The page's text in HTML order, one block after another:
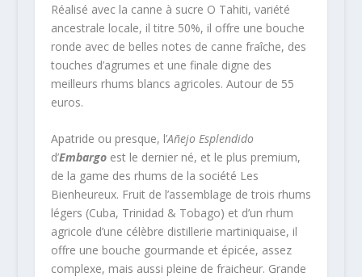
Réalisé avec la canne à sucre O Tahiti, variété
ancestrale locale, il titre 50%, il offre une bouche
ronde avec de belles notes de canne fraîche, des
touches d’agrumes et une finale digne des
meilleurs rhums blancs agricoles. Autour de 55
euros.
Apatride ou presque, l’Añejo Esplendido
d’Embargoest le dernier né, et le plus premium,
de la game des rhums de la société Les
Bienheureux. Fruit de l’assemblage de trois rhums
légers (Cuba, Trinidad & Tobago) et d’un rhum
agricole d’une célèbre distillerie martiniquaise, il
offre une bouche gourmande et épicée, assez
complexe, mais aussi pleine de fraicheur. Grande